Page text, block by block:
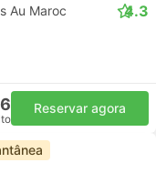
Au Maroc 4.3
Reservar agora